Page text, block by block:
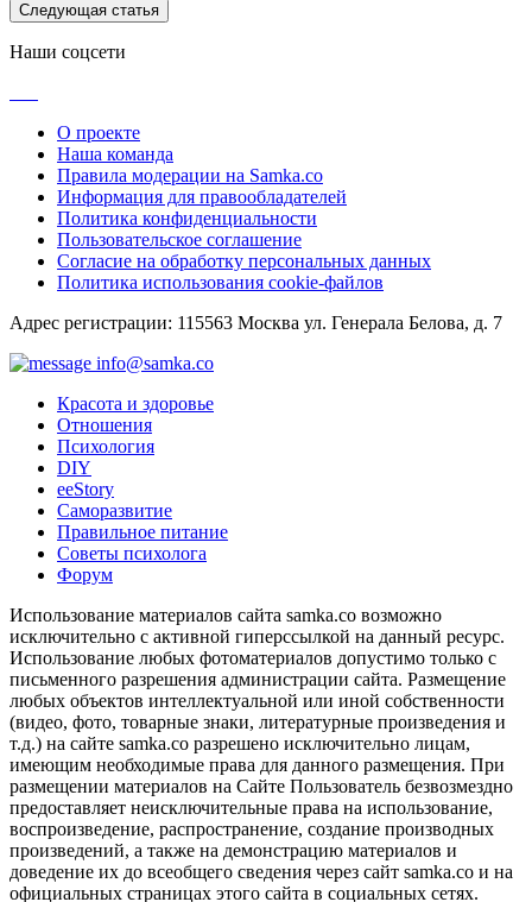
Следующая статья
Наши соцсети
О проекте
Наша команда
Правила модерации на Samka.co
Информация для правообладателей
Политика конфиденциальности
Пользовательское соглашение
Согласие на обработку персональных данных
Политика использования cookie-файлов
Адрес регистрации: 115563 Москва ул. Генерала Белова, д. 7
info@samka.co
Красота и здоровье
Отношения
Психология
DIY
ееStory
Саморазвитие
Правильное питание
Советы психолога
Форум
Использование материалов сайта samka.co возможно
исключительно с активной гиперссылкой на данный ресурс.
Использование любых фотоматериалов допустимо только с
письменного разрешения администрации сайта. Размещение
любых объектов интеллектуальной или иной собственности
(видео, фото, товарные знаки, литературные произведения и
т.д.) на сайте samka.co разрешено исключительно лицам,
имеющим необходимые права для данного размещения. При
размещении материалов на Сайте Пользователь безвозмездно
предоставляет неисключительные права на использование,
воспроизведение, распространение, создание производных
произведений, а также на демонстрацию материалов и
доведение их до всеобщего сведения через сайт samka.co и на
официальных страницах этого сайта в социальных сетях.